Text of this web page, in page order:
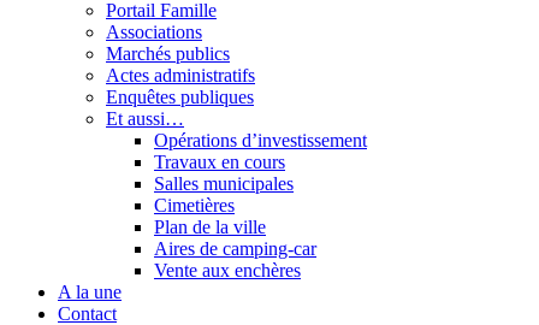
Portail Famille
Associations
Marchés publics
Actes administratifs
Enquêtes publiques
Et aussi…
Opérations d’investissement
Travaux en cours
Salles municipales
Cimetières
Plan de la ville
Aires de camping-car
Vente aux enchères
A la une
Contact